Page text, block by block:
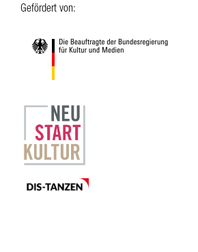
Gefördert von: